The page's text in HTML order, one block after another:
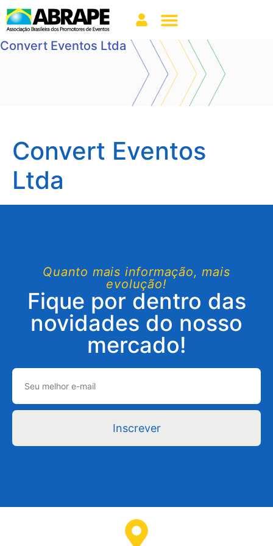
Convert Eventos Ltda
Convert Eventos
Ltda
Quanto mais informação, mais
evolução!
Fique por dentro das
novidades do nosso
mercado!
Inscrever